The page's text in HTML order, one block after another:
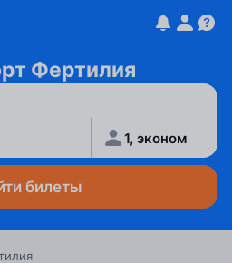
Фертилия
1, эконом
билеты